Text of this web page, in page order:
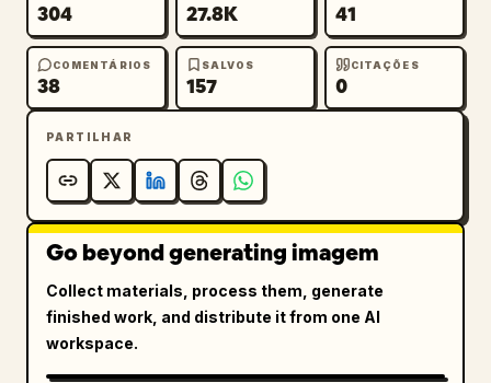
304 27.8K 41
COMENTÁRIOS
38
SALVOS
157
CITAÇÕES
0
PARTILHAR
Go beyond generating imagem
Collect materials, process them, generate
finished work, and distribute it from one AI
workspace.